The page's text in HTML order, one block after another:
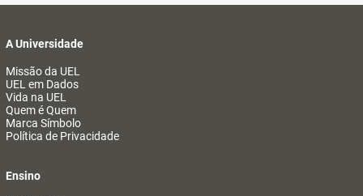
A Universidade
Missão da UEL
UEL em Dados
Vida na UEL
Quem é Quem
Marca Símbolo
Política de Privacidade
Ensino